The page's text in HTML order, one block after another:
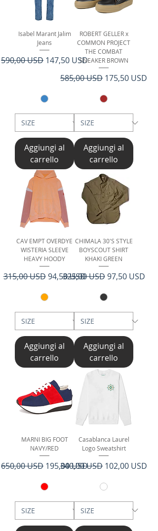
Isabel Marant Jalim
Jeans
Prezzo regolare
590,00 USD Prezzo scontato
147,50 USD
Aggiungi al
carrello
ROBERT GELLER x
COMMON PROJECT
THE COMBAT
SNEAKER BROWN
Prezzo regolare
585,00 USD Prezzo scontato
175,50 USD
Aggiungi al
carrello
CAV EMPT OVERDYE
WISTERIA SLEEVE
HEAVY HOODY
Prezzo regolare
315,00 USD Prezzo scontato
94,50 USD
Aggiungi al
carrello
CHIMALA 30'S STYLE
BOYSCOUT SHIRT
KHAKI GREEN
Prezzo regolare
325,00 USD Prezzo
97,50 USD
Aggiungi al
carrello
MARNI BIG FOOT
NAVY/RED
Prezzo regolare
650,00 USD Prezzo scontato
195,00 USD
Casablanca Laurel
Logo Sweatshirt
Prezzo regolare
340,00 USD Prezzo scontato
102,00 USD